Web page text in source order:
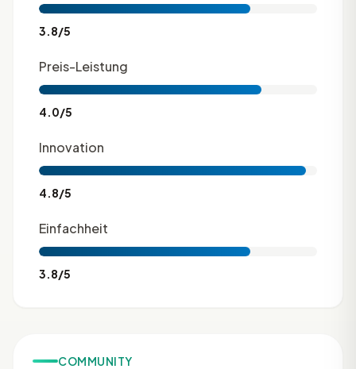
3.8/5
Preis-Leistung
4.0/5
Innovation
4.8/5
Einfachheit
3.8/5
COMMUNITY